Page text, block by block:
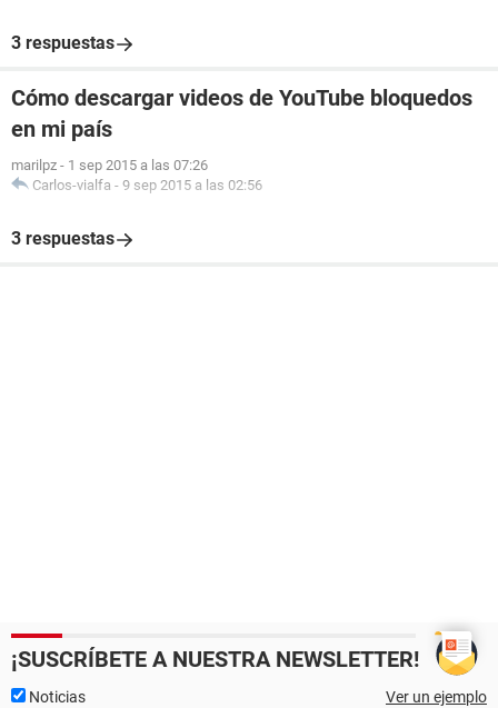
3 respuestas
Cómo descargar videos de YouTube bloquedos
en mi país
marilpz - 1 sep 2015 a las 07:26
Carlos-vialfa - 9 sep 2015 a las 02:56
3 respuestas
¡SUSCRÍBETE A NUESTRA NEWSLETTER!
Noticias Ver un ejemplo